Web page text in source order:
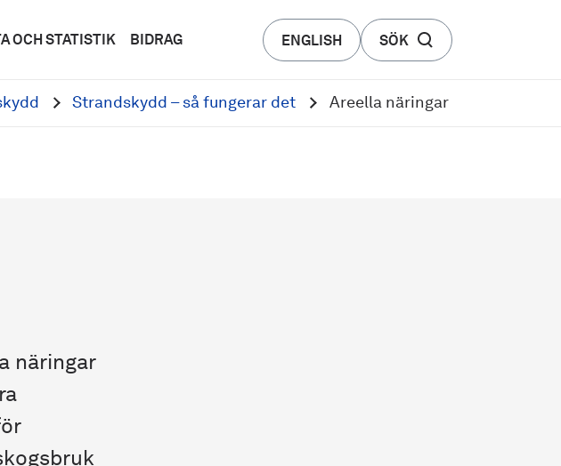
OCH STATISTIK BIDRAG ENGLISH SÖK
Strandskydd – så fungerar det Areella näringar
näringar